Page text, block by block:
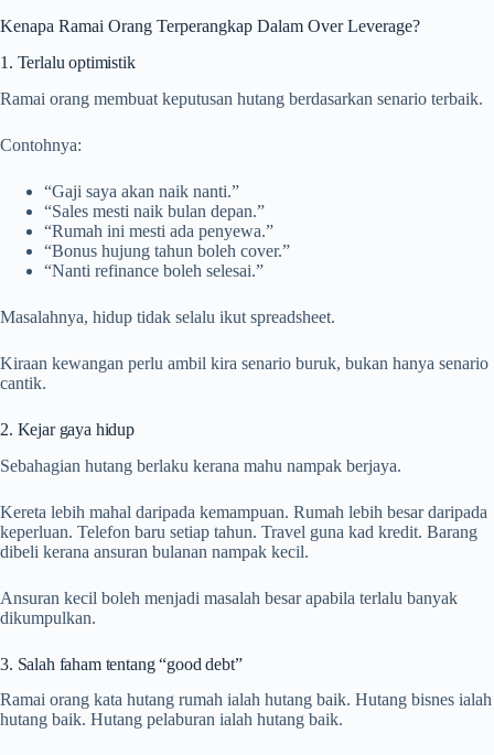
Kenapa Ramai Orang Terperangkap Dalam Over Leverage?
1. Terlalu optimistik
Ramai orang membuat keputusan hutang berdasarkan senario terbaik.
Contohnya:
“Gaji saya akan naik nanti.”
“Sales mesti naik bulan depan.”
“Rumah ini mesti ada penyewa.”
“Bonus hujung tahun boleh cover.”
“Nanti refinance boleh selesai.”
Masalahnya, hidup tidak selalu ikut spreadsheet.
Kiraan kewangan perlu ambil kira senario buruk, bukan hanya senario
cantik.
2. Kejar gaya hidup
Sebahagian hutang berlaku kerana mahu nampak berjaya.
Kereta lebih mahal daripada kemampuan. Rumah lebih besar daripada
keperluan. Telefon baru setiap tahun. Travel guna kad kredit. Barang
dibeli kerana ansuran bulanan nampak kecil.
Ansuran kecil boleh menjadi masalah besar apabila terlalu banyak
dikumpulkan.
3. Salah faham tentang “good debt”
Ramai orang kata hutang rumah ialah hutang baik. Hutang bisnes ialah
hutang baik. Hutang pelaburan ialah hutang baik.